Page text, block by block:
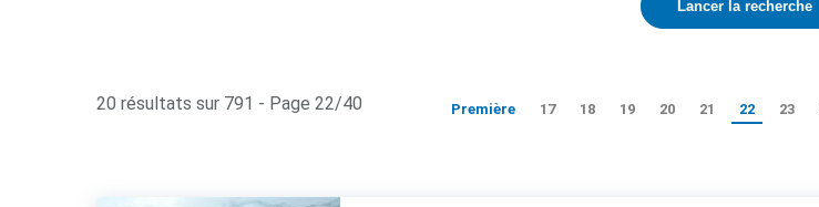
20 résultats sur 791 - Page 22/40 Première 17 18 19 20 21 22 23